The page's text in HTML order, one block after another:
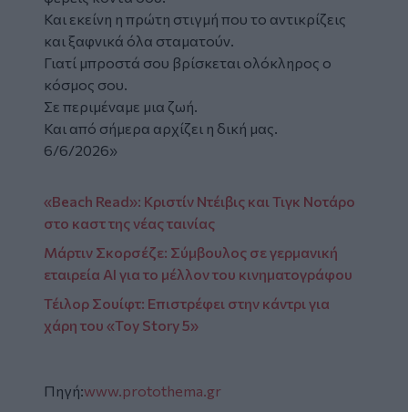
Και εκείνη η πρώτη στιγμή που το αντικρίζεις
και ξαφνικά όλα σταματούν.
Γιατί μπροστά σου βρίσκεται ολόκληρος ο
κόσμος σου.
Σε περιμέναμε μια ζωή.
Και από σήμερα αρχίζει η δική μας.
6/6/2026»
«Beach Read»: Κριστίν Ντέιβις και Τιγκ Νοτάρο
στο καστ της νέας ταινίας
Μάρτιν Σκορσέζε: Σύμβουλος σε γερμανική
εταιρεία AI για το μέλλον του κινηματογράφου
Τέιλορ Σουίφτ: Επιστρέφει στην κάντρι για
χάρη του «Toy Story 5»
Πηγή:www.protothema.gr